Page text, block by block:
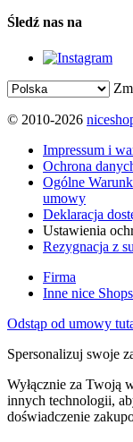
Śledź nas na
© 2010-2026
Impressum i
Ochrona
Ogólne
umowy
Deklaracja
Ustawienia
Rezygnacja z
Firma
Inne nice Shops
Odstąp od umowy
Spersonalizuj swoje
Wyłącznie za Twoją
innych technologii,
doświadczenie